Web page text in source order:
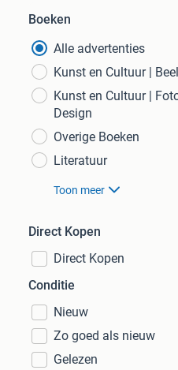
Boeken
Alle advertenties
Kunst en Cultuur |
Kunst en Cultuur |
Design
Overige Boeken
Literatuur
Toon meer
Direct Kopen
Direct Kopen
Conditie
Nieuw
Zo goed als nieuw
Gelezen